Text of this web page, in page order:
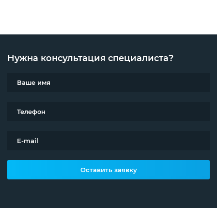
Нужна консультация специалиста?
Оставить заявку